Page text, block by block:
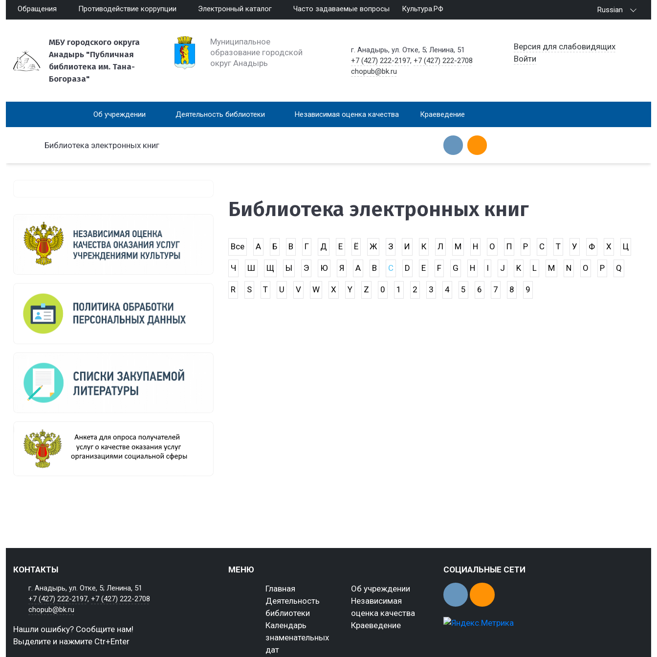
Обращения Противодействие коррупции Электронный каталог Часто задаваемые вопросы Культура.РФ Russian
МБУ городского округа
Анадырь "Публичная
библиотека им. Тана-
Богораза"
Муниципальное
образование городской
округ Анадырь
г. Анадырь, ул. Отке, 5; Ленина, 51
+7 (427) 222-2197,+7 (427) 222-2708
chopub@bk.ru
Версия для слабовидящих
Войти
Об учреждении Деятельность библиотеки Независимая оценка качества Краеведение
Библиотека электронных книг
Библиотека электронных книг
Все А Б В Г Д Е Ё Ж З И К Л М Н О П Р С Т У Ф Х Ц
Ч Ш Щ Ы Э Ю Я A B C D E F G H I J K L M N O P Q
R S T U V W X Y Z 0 1 2 3 4 5 6 7 8 9
КОНТАКТЫ
г. Анадырь, ул. Отке, 5; Ленина, 51
+7 (427) 222-2197,+7 (427) 222-2708
chopub@bk.ru
Нашли ошибку? Сообщите нам!
Выделите и нажмите Ctr+Enter
МЕНЮ
Главная
Об учреждении
Деятельность
библиотеки
Независимая
оценка качества
Календарь
знаменательных
дат
Краеведение
СОЦИАЛЬНЫЕ СЕТИ